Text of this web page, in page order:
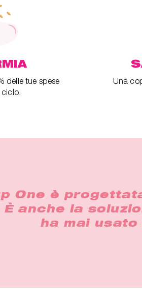
delle tue spese
Una
One è
anche la
ha mai